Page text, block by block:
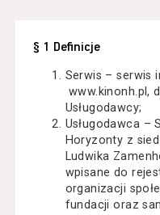
§ 1 Definicje
Serwis – serwis
www.kinonh.pl,
Usługodawcy;
Usługodawca –
Horyzonty z
Ludwika
wpisane do
organizacji
fundacji oraz